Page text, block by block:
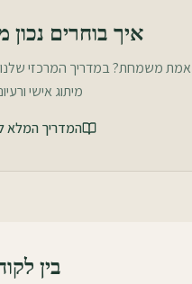
איך בוחרים נכון
משמחת? במדריך המרכזי
מיתוג אישי
המדריך המלא
בין